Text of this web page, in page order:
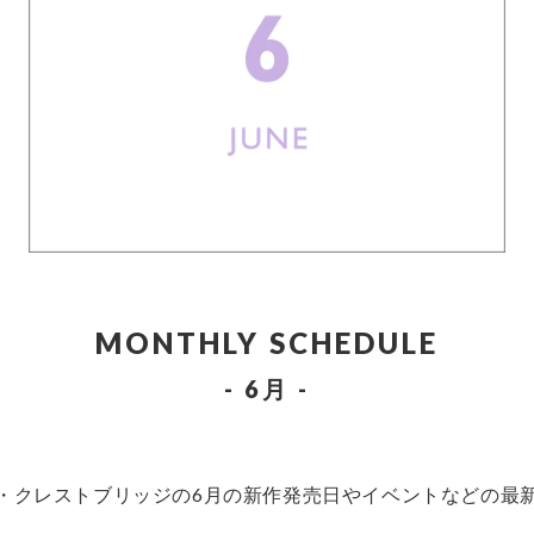
MONTHLY SCHEDULE
- 6月 -
クレストブリッジの6月の新作発売日やイベントなどの最